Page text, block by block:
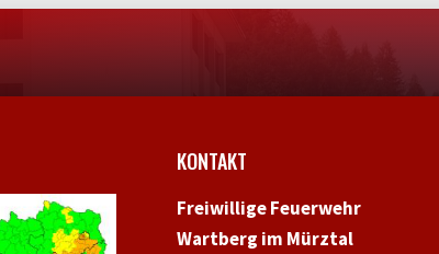
KONTAKT
Freiwillige Feuerwehr
Wartberg im Mürztal